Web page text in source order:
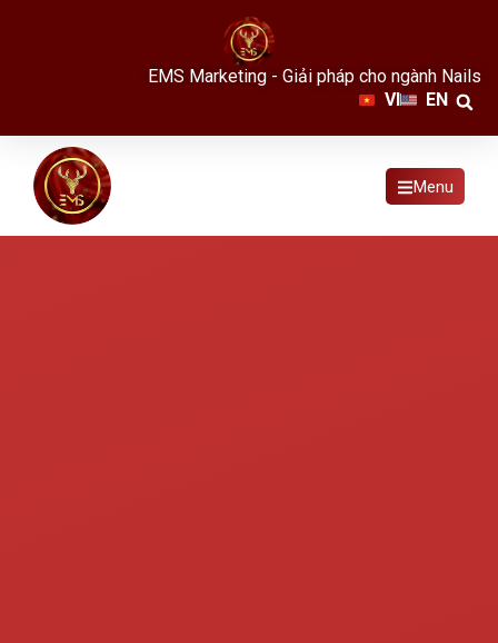
EMS Marketing - Giải pháp cho ngành Nails
VI
EN
Menu